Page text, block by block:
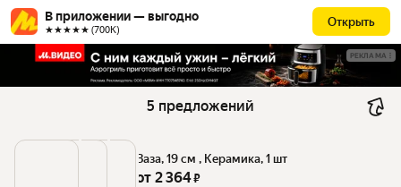
В приложении — выгодно
★★★★★ (700К)
Открыть
РЕКЛАМА
5 предложений
Ваза, 19 см , Керамика, 1 шт
от 2 364 ₽